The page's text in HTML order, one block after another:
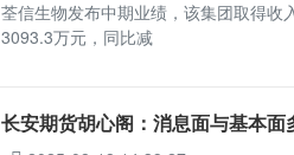
荃信生物发布中期业绩，该集团取得
3093.3万元，同比减
长安期货胡心阁：消息面与基本